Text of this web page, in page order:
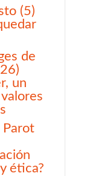
(5)
de
un
Parot
ética?